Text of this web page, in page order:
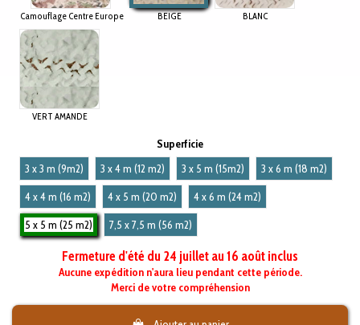
Camouflage Centre Europe BEIGE BLANC
VERT AMANDE
VERT AMANDE
Superficie
3 x 3 m (9m2)
3 x 4 m (12 m2) 3 x 5 m (15m2)
3 x 6 m (18 m2)
4 x 4 m (16 m2)
4 x 5 m (20 m2)
4 x 6 m (24 m2)
5 x 5 m (25 m2)
7,5 x 7,5 m (56 m2)
Fermeture d'été du 24 juillet au 16 août inclus
Aucune expédition n'aura lieu pendant cette période.
Merci de votre compréhension